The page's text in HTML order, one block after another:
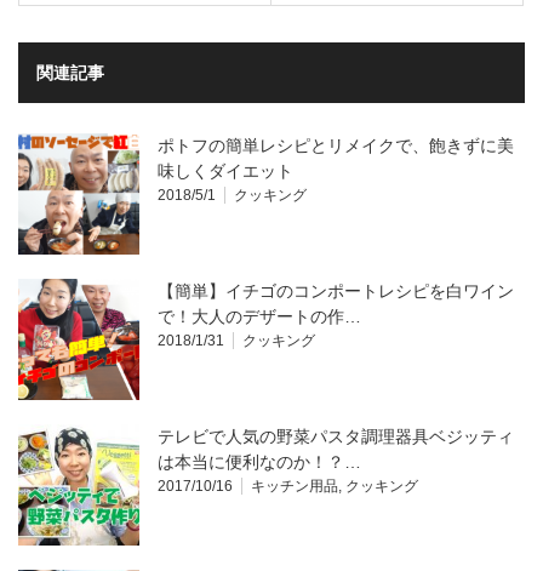
関連記事
ポトフの簡単レシピとリメイクで、飽きずに美
味しくダイエット
2018/5/1 クッキング
【簡単】イチゴのコンポートレシピを白ワイン
で！大人のデザートの作…
2018/1/31 クッキング
テレビで人気の野菜パスタ調理器具ベジッティ
は本当に便利なのか！？…
2017/10/16 キッチン用品, クッキング